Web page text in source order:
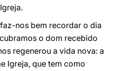
nos bem recordar o dia
o dom recebido
regenerou a vida nova: a
Igreja, que tem como